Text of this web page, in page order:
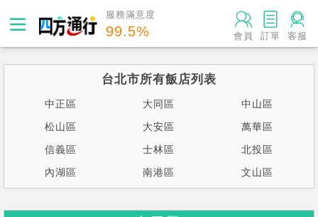
服務滿意度
99.5% 會員 訂單 客服
台北市所有飯店列表
中正區 大同區 中山區
松山區 大安區 萬華區
信義區 士林區 北投區
內湖區 南港區 文山區